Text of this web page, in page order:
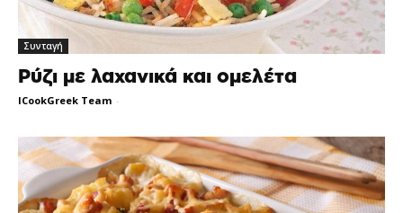
Συνταγή
Ρύζι με λαχανικά και ομελέτα
ICookGreek Team -